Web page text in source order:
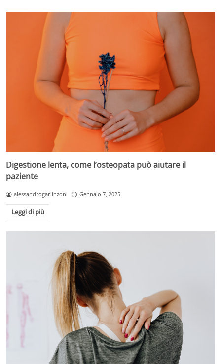
Digestione lenta, come l’osteopata può aiutare il
paziente
alessandrogarlinzoni Gennaio 7, 2025
Leggi di più